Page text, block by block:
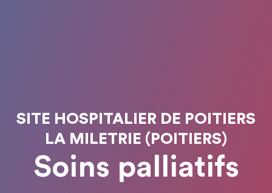
SITE HOSPITALIER DE POITIERS
LA MILETRIE (POITIERS)
Soins palliatifs